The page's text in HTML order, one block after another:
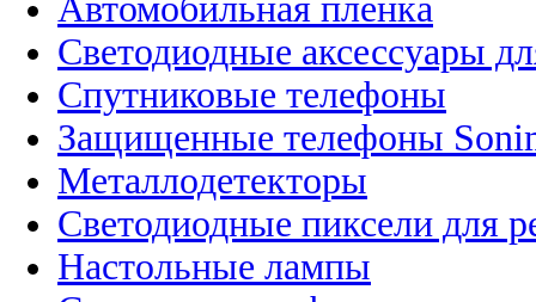
Автомобильная пленка
Светодиодные аксессуары
Спутниковые телефоны
Защищенные телефоны
Металлодетекторы
Светодиодные пиксели для
Настольные лампы